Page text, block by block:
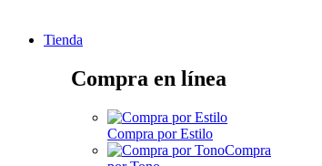
Tienda
Compra en línea
Compra por Estilo
Compra